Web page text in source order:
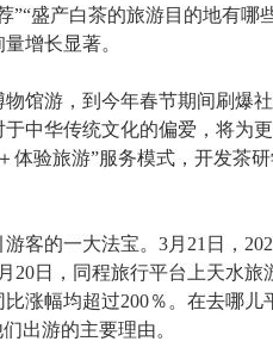
”“盛产白茶的旅游目的地有哪
增长显著。
游，到今年春节期间刷爆
中华传统文化的偏爱，将为
体验旅游”服务模式，开发茶
的一大法宝。3月21日，
20日，同程旅行平台上天水
涨幅均超过200％。在去哪
出游的主要理由。